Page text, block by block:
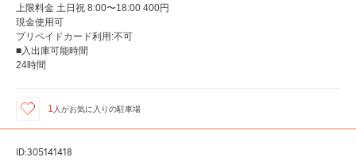
上限料金 土日祝 8:00〜18:00 400円
現金使用可
プリペイドカード利用:不可
■入出庫可能時間
24時間
1 人がお気に入りの駐車場
ID:305141418